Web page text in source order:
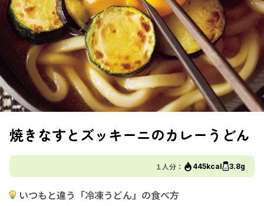
焼きなすとズッキーニのカレーうどん
１人分： 445kcal 3.8g
いつもと違う「冷凍うどん」の食べ方